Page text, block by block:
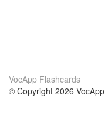
VocApp Flashcards
© Copyright 2026 VocApp